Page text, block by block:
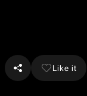
Like it